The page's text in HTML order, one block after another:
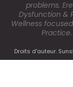
problems.
Dysfunction &
Wellness
Practice.
Droits d'auteur.